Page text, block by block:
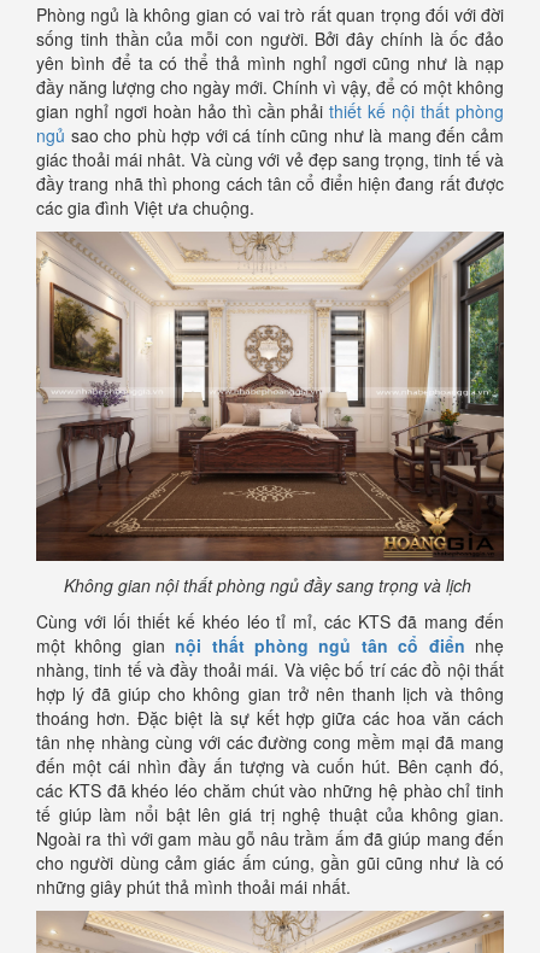
Phòng ngủ là không gian có vai trò rất quan trọng đối với đời
sống tinh thần của mỗi con người. Bởi đây chính là ốc đảo
yên bình để ta có thể thả mình nghỉ ngơi cũng như là nạp
đầy năng lượng cho ngày mới. Chính vì vậy, để có một không
gian nghỉ ngơi hoàn hảo thì cần phảithiết kế nội thất phòng
ngủ sao cho phù hợp với cá tính cũng như là mang đến cảm
giác thoải mái nhât. Và cùng với vẻ đẹp sang trọng, tinh tế và
đầy trang nhã thì phong cách tân cổ điển hiện đang rất được
các gia đình Việt ưa chuộng.
Không gian nội thất phòng ngủ đầy sang trọng và lịch
Cùng với lối thiết kế khéo léo tỉ mỉ, các KTS đã mang đến
một không giannội thất phòng ngủ tân cổ điển nhẹ
nhàng, tinh tế và đầy thoải mái. Và việc bố trí các đồ nội thất
hợp lý đã giúp cho không gian trở nên thanh lịch và thông
thoáng hơn. Đặc biệt là sự kết hợp giữa các hoa văn cách
tân nhẹ nhàng cùng với các đường cong mềm mại đã mang
đến một cái nhìn đầy ấn tượng và cuốn hút. Bên cạnh đó,
các KTS đã khéo léo chăm chút vào những hệ phào chỉ tinh
tế giúp làm nổi bật lên giá trị nghệ thuật của không gian.
Ngoài ra thì với gam màu gỗ nâu trầm ấm đã giúp mang đến
cho người dùng cảm giác ấm cúng, gần gũi cũng như là có
những giây phút thả mình thoải mái nhất.